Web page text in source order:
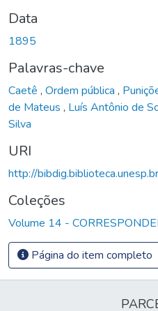
Data
1895
Palavras-chave
Caetê , Ordem pública ,
de Mateus , Luís Antônio de
Silva
URI
http://
Coleções
Volume 14 -
Página do item completo